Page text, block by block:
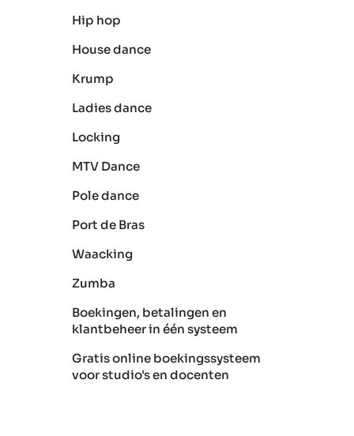
Hip hop
House dance
Krump
Ladies dance
Locking
MTV Dance
Pole dance
Port de Bras
Waacking
Zumba
Boekingen, betalingen en
klantbeheer in één systeem
Gratis online boekingssysteem
voor studio's en docenten